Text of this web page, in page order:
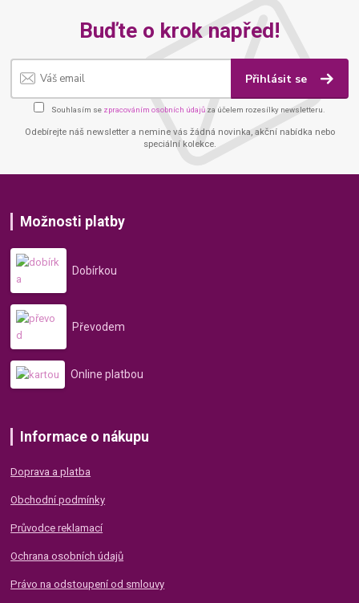
Buďte o krok napřed!
Přihlásit se
Souhlasím se zpracováním osobních údajů za účelem rozesílky newsletteru.
Odebírejte náš newsletter a nemine vás žádná novinka, akční nabídka nebo
speciální kolekce.
Možnosti platby
Dobírkou
Převodem
Online platbou
Informace o nákupu
Doprava a platba
Obchodní podmínky
Průvodce reklamací
Ochrana osobních údajů
Právo na odstoupení od smlouvy